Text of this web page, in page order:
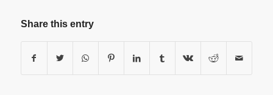
Share this entry